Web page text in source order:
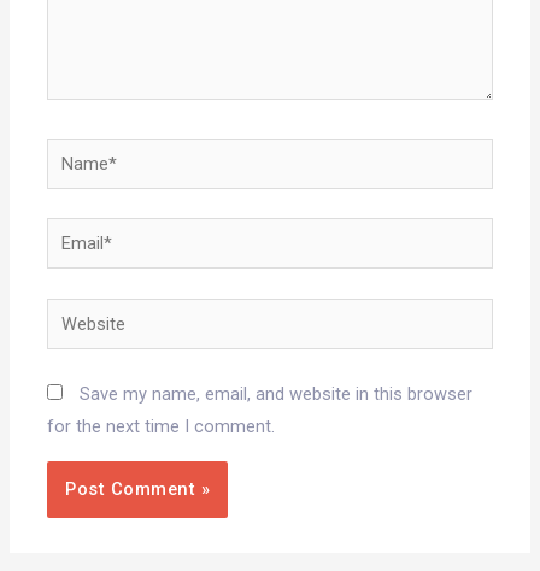
Name*
Email*
Website
Save my name, email, and website in this browser
for the next time I comment.